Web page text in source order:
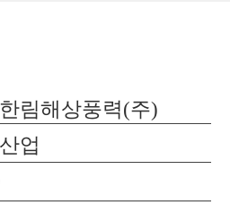
림해상풍력(주)
업